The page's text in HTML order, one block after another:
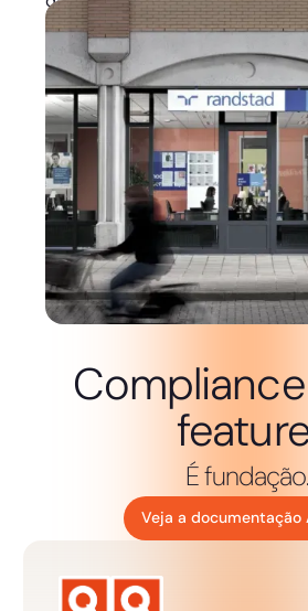
É fundação.
Veja a documentação